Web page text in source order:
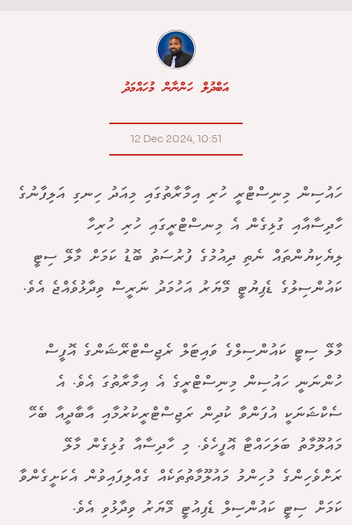
އަބްދުލް ހަންނާން މުހައްމަދު
12 Dec 2024, 10:51
ހައުސިން މިނިސްޓްރީ ހުރި އިމާރާތުގައި މިއަދު ހިނގި އަލިފާނުގެ
ހާދިސާއާއި ގުޅިގެން އެ މިނސްޓްރީގައި ހުރި ހުރިހާ
ލިޔެކިޔުންތައް ނެތި ދިއުމުގެ ފުރުސަތު ބޮޑު ކަމަށް މާލޭ ސިޓީ
ކައުންސިލުގެ ޑެޕިޔުޓީ މޭޔަރު އަހުމަދު ނަރީސް ވިދާޅުވެއްޖެ އެވެ.
މާލޭ ސިޓީ ކައުންސިލްގެ ވައިޓަލް ރެޖިސްޓްރޭޝަންގެ އޮފީސް
ހުންނަނީ ހައުސިން މިނިސްޓްރީގެ އެ އިމާރާތުގަ އެވެ. އެ
ސެކްޝަނަކީ އުފަންވާ ކުދިން ރަޖިސްޓްރީކުރުމާއި އާބާދީއާ ބެހޭ
މައުލޫމާތު ބަލަހައްޓާ އޮފީހެވެ. މި ހާދިސާއާ ގުޅިގެން މާލޭ
ރަށްވެހިންގެ މުހިންމު މައުލޫމާތުތަކެއް ގެއްލިފައިވުން އެކަށީގެންވާ
ކަމަށް ސިޓީ ކައުންސިލް ޑެޕިއުޓީ މޭޔަރު ވިދާޅުވި އެވެ.